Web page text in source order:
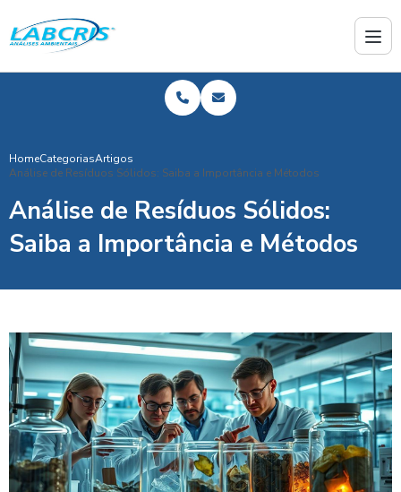
HomeCategoriasArtigos
Análise de Resíduos Sólidos: Saiba a Importância e Métodos
Análise de Resíduos Sólidos:
Saiba a Importância e Métodos